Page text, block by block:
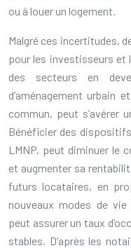
ou à louer un logement.
Malgré ces incertitudes,
pour les investisseurs
des secteurs en
d’aménagement urbain
commun, peut s’avérer
Bénéficier des
LMNP, peut diminuer le
et augmenter sa
futurs locataires, en
nouveaux modes de
peut assurer un taux
stables. D’après les